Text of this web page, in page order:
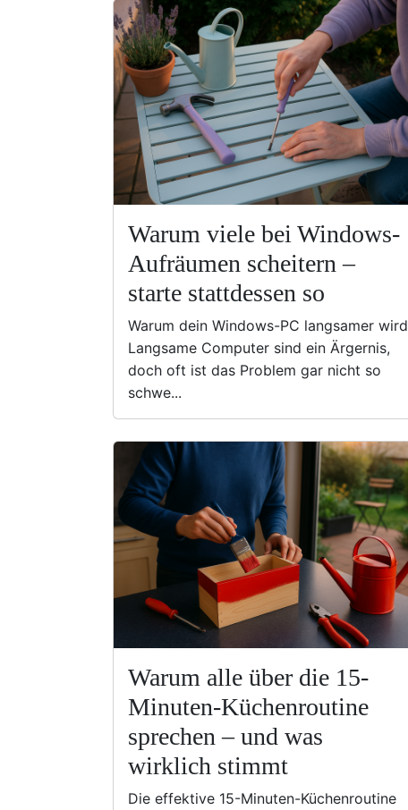
Warum viele bei Windows-
Aufräumen scheitern –
starte stattdessen so
Warum dein Windows-PC langsamer wird
Langsame Computer sind ein Ärgernis,
doch oft ist das Problem gar nicht so
schwe...
Warum alle über die 15-
Minuten-Küchenroutine
sprechen – und was
wirklich stimmt
Die effektive 15-Minuten-Küchenroutine